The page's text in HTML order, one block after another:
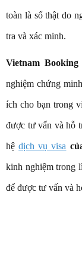
toàn là sổ thật do
tra và xác minh.
Vietnam Booking
nghiệm chứng
ích cho bạn trong
được tư vấn và hỗ
hệdịch vụ visa
kinh nghiệm trong
để được tư vấn và